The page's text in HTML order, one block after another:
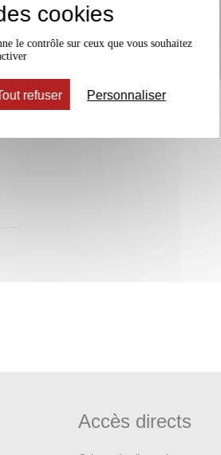
Accès directs
cookies
le contrôle sur ceux que vous souhaitez
refuser Personnaliser